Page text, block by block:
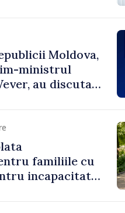
Moldova,
ministrul
au discutat
familiile cu
incapacitate